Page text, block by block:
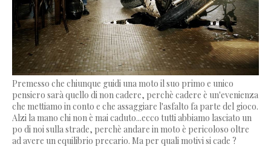
Premesso che chiunque guidi una moto il suo primo e unico
pensiero sarà quello di non cadere, perchè cadere è un'evenienza
che mettiamo in conto e che assaggiare l'asfalto fa parte del gioco.
Alzi la mano chi non è mai caduto...ecco tutti abbiamo lasciato un
po di noi sulla strade, perchè andare in moto è pericoloso oltre
ad avere un equilibrio precario. Ma per quali motivi si cade ?